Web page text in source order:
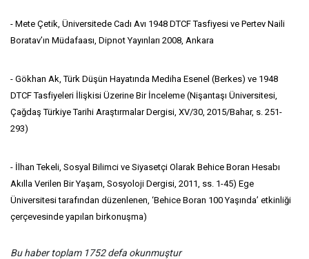
- Mete Çetik, Üniversitede Cadı Avı 1948 DTCF Tasfiyesi ve Pertev Naili
Boratav’ın Müdafaası, Dipnot Yayınları 2008, Ankara
- Gökhan Ak, Türk Düşün Hayatında Mediha Esenel (Berkes) ve 1948
DTCF Tasfiyeleri İlişkisi Üzerine Bir İnceleme (Nişantaşı Üniversitesi,
Çağdaş Türkiye Tarihi Araştırmalar Dergisi, XV/30, 2015/Bahar, s. 251-
293)
- İlhan Tekeli, Sosyal Bilimci ve Siyasetçi Olarak Behice Boran Hesabı
Akılla Verilen Bir Yaşam, Sosyoloji Dergisi, 2011, ss. 1-45) Ege
Üniversitesi tarafından düzenlenen, ‘Behice Boran 100 Yaşında’ etkinliği
çerçevesinde yapılan birkonuşma)
Bu haber toplam 1752 defa okunmuştur